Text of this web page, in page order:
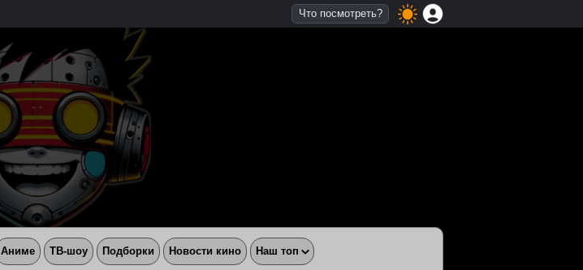
Аниме ТВ-шоу Подборки Новости кино Наш топ
Что посмотреть?